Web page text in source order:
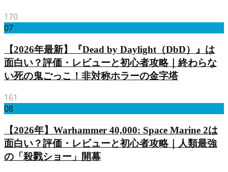
170
07
【2026年最新】『Dead by Daylight（DbD）』は
面白い？評価・レビューと初心者攻略｜終わらな
い死の鬼ごっこ！非対称ホラーの金字塔
161
08
【2026年】Warhammer 40,000: Space Marine 2は
面白い？評価・レビューと初心者攻略｜人類最強
の「殺戮ショー」開幕